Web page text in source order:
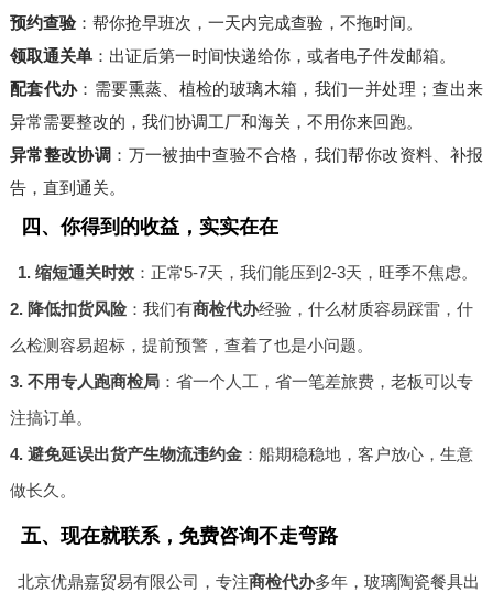
预约查验：帮你抢早班次，一天内完成查验，不拖时间。
领取通关单：出证后第一时间快递给你，或者电子件发邮箱。
配套代办：需要熏蒸、植检的玻璃木箱，我们一并处理；查出来
异常需要整改的，我们协调工厂和海关，不用你来回跑。
异常整改协调 ：万一被抽中查验不合格，我们帮你改资料、补报
告，直到通关。
四、你得到的收益，实实在在
1. 缩短通关时效 ：正常5-7天，我们能压到2-3天，旺季不焦虑。
2. 降低扣货风险：我们有商检代办经验，什么材质容易踩雷，什
么检测容易超标，提前预警，查着了也是小问题。
3. 不用专人跑商检局：省一个人工，省一笔差旅费，老板可以专
注搞订单。
4. 避免延误出货产生物流违约金：船期稳稳地，客户放心，生意
做长久。
五、现在就联系，免费咨询不走弯路
北京优鼎嘉贸易有限公司，专注商检代办多年，玻璃陶瓷餐具出